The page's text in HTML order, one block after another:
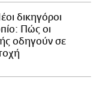
δικηγόροι
Πώς οι
οδηγούν σε